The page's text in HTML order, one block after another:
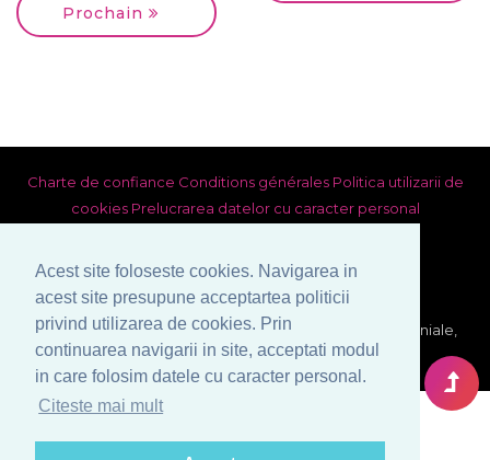
Acest site foloseste cookies. Navigarea in
acest site presupune acceptartea politicii
privind utilizarea de cookies. Prin
continuarea navigarii in site, acceptati modul
in care folosim datele cu caracter personal.
Citeste mai mult
Prochain
Charte de confiance Conditions générales Politica utilizarii de
cookies Prelucrarea datelor cu caracter personal
© Copyright 1999-2026 Venera S.R.L. - Agence Matrimoniale,
Bucarest, Roumanie. Tous droits reserves.